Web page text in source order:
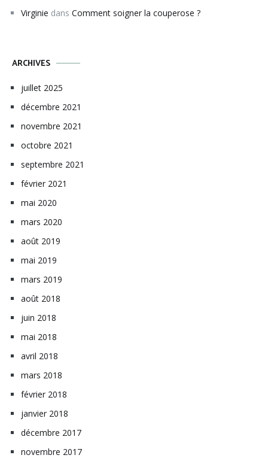
Virginie dans Comment soigner la couperose ?
ARCHIVES
juillet 2025
décembre 2021
novembre 2021
octobre 2021
septembre 2021
février 2021
mai 2020
mars 2020
août 2019
mai 2019
mars 2019
août 2018
juin 2018
mai 2018
avril 2018
mars 2018
février 2018
janvier 2018
décembre 2017
novembre 2017